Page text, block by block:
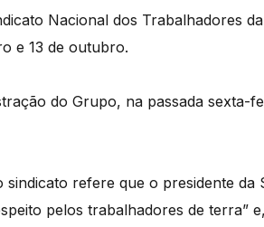
Nacional dos Trabalhadores
e 13 de outubro.
do Grupo, na passada sexta-
refere que o presidente da
pelos trabalhadores de terra”